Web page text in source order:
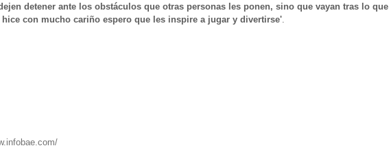
detener ante los obstáculos que otras personas les ponen, sino que vayan tras lo que
hice con mucho cariño espero que les inspire a jugar y divertirse'.